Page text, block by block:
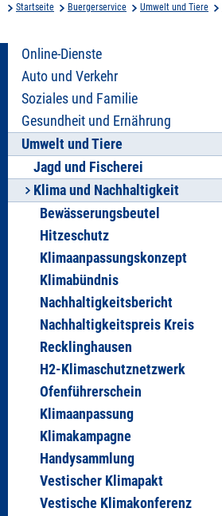
Startseite Buergerservice Umwelt und Tiere
Online-Dienste
Auto und Verkehr
Soziales und Familie
Gesundheit und Ernährung
Umwelt und Tiere
Jagd und Fischerei
Klima und Nachhaltigkeit
Bewässerungsbeutel
Hitzeschutz
Klimaanpassungskonzept
Klimabündnis
Nachhaltigkeitsbericht
Nachhaltigkeitspreis Kreis
Recklinghausen
H2-Klimaschutznetzwerk
Ofenführerschein
Klimaanpassung
Klimakampagne
Handysammlung
Vestischer Klimapakt
Vestische Klimakonferenz